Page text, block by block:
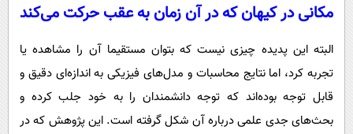
سیاست خارجی
مکانی در کیهان که در آن زمان به عقب حرکت می‌کند
البته این پدیده چیزی نیست که بتوان مستقیما آن را مشاهده یا
تجربه کرد، اما نتایج محاسبات و مدل‌های فیزیکی به‌ اندازه‌ای دقیق و
قابل‌ توجه بوده‌اند که توجه دانشمندان را به خود جلب کرده و
بحث‌های جدی علمی درباره آن شکل گرفته است. این پژوهش که در